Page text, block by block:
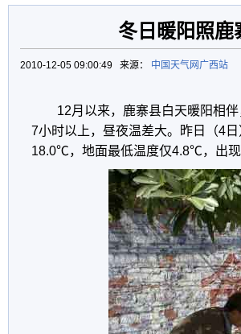
冬日暖阳照鹿
2010-12-05 09:00:49 来源： 中国天气网广西站
12月以来，鹿寨县白天暖阳相
7小时以上，昼夜温差大。昨日（4
18.0℃，地面最低温度仅4.8℃，出